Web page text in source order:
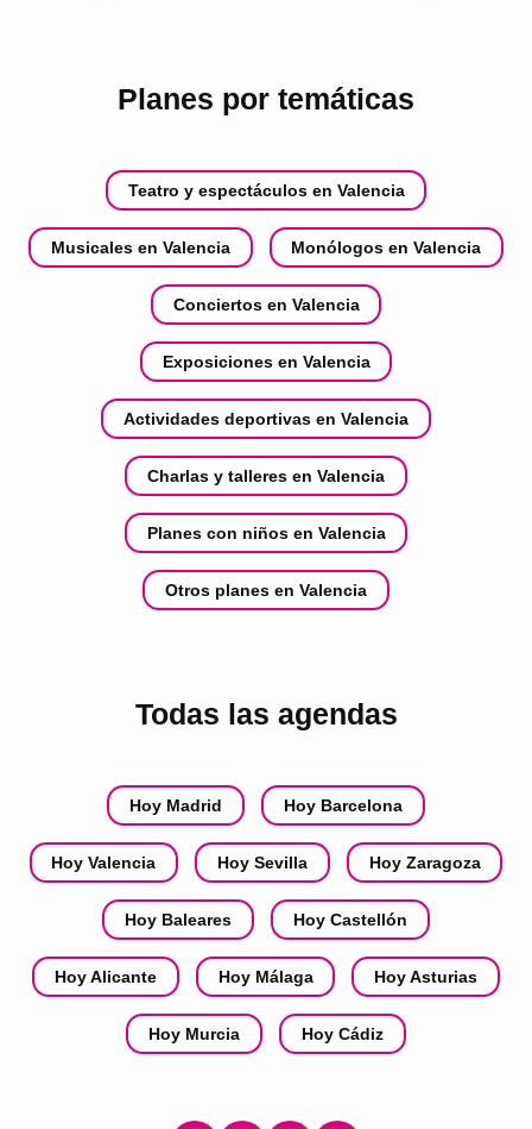
Planes por temáticas
Teatro y espectáculos en Valencia
Musicales en Valencia Monólogos en Valencia
Conciertos en Valencia
Exposiciones en Valencia
Actividades deportivas en Valencia
Charlas y talleres en Valencia
Planes con niños en Valencia
Otros planes en Valencia
Todas las agendas
Hoy Madrid Hoy Barcelona
Hoy Valencia Hoy Sevilla Hoy Zaragoza
Hoy Baleares Hoy Castellón
Hoy Alicante Hoy Málaga Hoy Asturias
Hoy Murcia Hoy Cádiz